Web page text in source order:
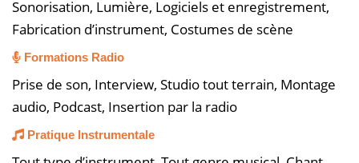
Sonorisation, Lumière, Logiciels et enregistrement,
Fabrication d’instrument, Costumes de scène
Formations Radio
Prise de son, Interview, Studio tout terrain, Montage
audio, Podcast, Insertion par la radio
Pratique Instrumentale